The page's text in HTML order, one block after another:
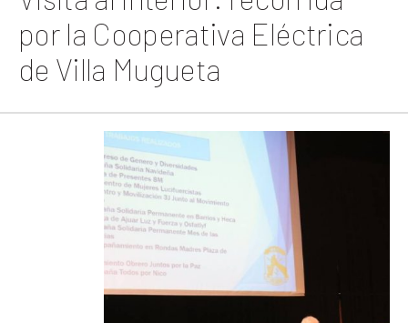
por la Cooperativa Eléctrica
de Villa Mugueta